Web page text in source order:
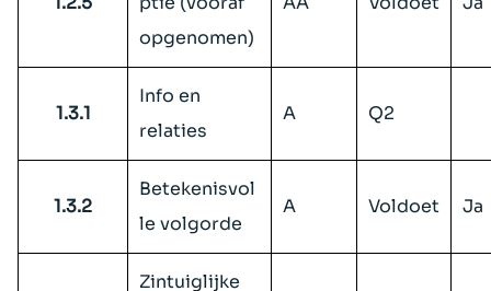
opgenomen)
1.3.1
Info en
relaties
A Q2
1.3.2
Betekenisvol
le volgorde
A Voldoet Ja
Zintuiglijke